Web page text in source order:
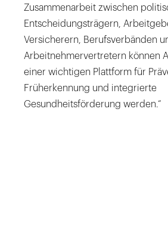
Zusammenarbeit zwischen
Entscheidungsträgern,
Versicherern, Berufsverbänden
Arbeitnehmervertretern können
einer wichtigen Plattform für
Früherkennung und integrierte
Gesundheitsförderung werden.“